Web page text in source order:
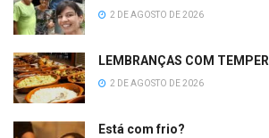
2 DE AGOSTO DE 2026
LEMBRANÇAS COM
2 DE AGOSTO DE 2026
Está com frio?